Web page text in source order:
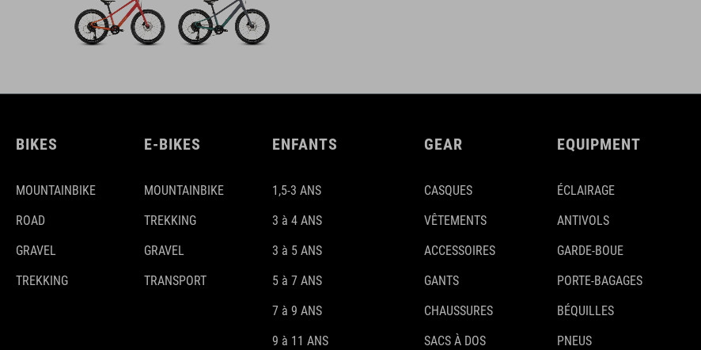
BIKES
MOUNTAINBIKE
ROAD
GRAVEL
TREKKING
E-BIKES
MOUNTAINBIKE
TREKKING
GRAVEL
TRANSPORT
ENFANTS
1,5-3 ANS
3 à 4 ANS
3 à 5 ANS
5 à 7 ANS
7 à 9 ANS
9 à 11 ANS
GEAR
CASQUES
VÊTEMENTS
ACCESSOIRES
GANTS
CHAUSSURES
SACS À DOS
EQUIPMENT
ÉCLAIRAGE
ANTIVOLS
GARDE-BOUE
PORTE-BAGAGES
BÉQUILLES
PNEUS